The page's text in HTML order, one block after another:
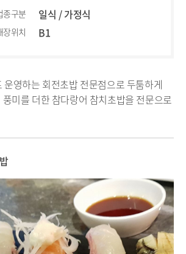
종구분 일식 / 가정식
장위치 B1
운영하는 회전초밥 전문점으로 두툼하게
미를 더한 참다랑어 참치초밥을 전문으로